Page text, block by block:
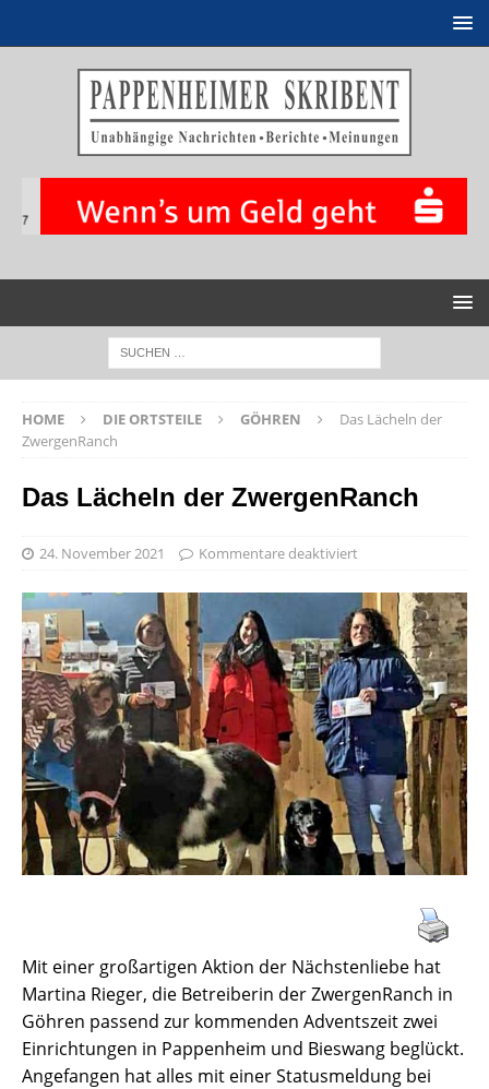
HOME DIE ORTSTEILE GÖHREN
Das Lächeln der
ZwergenRanch
Das Lächeln der ZwergenRanch
24. November 2021 Kommentare deaktiviert
Mit einer großartigen Aktion der Nächstenliebe hat
Martina Rieger, die Betreiberin der ZwergenRanch in
Göhren passend zur kommenden Adventszeit zwei
Einrichtungen in Pappenheim und Bieswang beglückt.
Angefangen hat alles mit einer Statusmeldung bei